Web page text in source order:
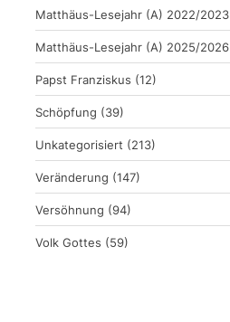
Matthäus-Lesejahr (A) 2022/2023
Matthäus-Lesejahr (A) 2025/2026
Papst Franziskus (12)
Schöpfung (39)
Unkategorisiert (213)
Veränderung (147)
Versöhnung (94)
Volk Gottes (59)